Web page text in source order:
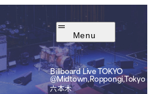
Menu
Billboard Live TOKYO
@Midtown,Roppongi,Tokyo
六本木